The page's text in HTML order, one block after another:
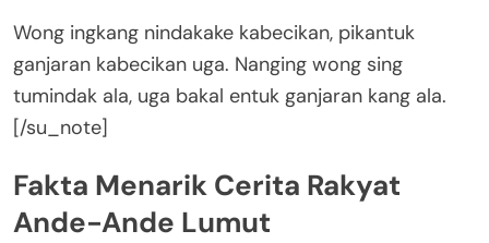
Wong ingkang nindakake kabecikan, pikantuk
ganjaran kabecikan uga. Nanging wong sing
tumindak ala, uga bakal entuk ganjaran kang ala.
[/su_note]
Fakta Menarik Cerita Rakyat
Ande-Ande Lumut